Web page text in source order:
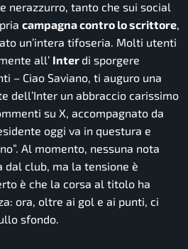
nerazzurro, tanto che sui social
campagna contro lo scrittore,
un’intera tifoseria. Molti utenti
all’ Inter di sporgere
– Ciao Saviano, ti auguro una
dell’Inter un abbraccio carissimo
su X, accompagnato da
oggi va in questura e
. Al momento, nessuna nota
club, ma la tensione è
è che la corsa al titolo ha
ora, oltre ai gol e ai punti, ci
sfondo.